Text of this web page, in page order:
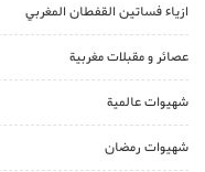
ازياء فساتين القفطان المغربي
عصائر و مقبلات مغربية
شهيوات عالمية
شهيوات رمضان